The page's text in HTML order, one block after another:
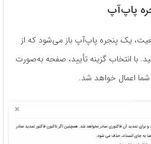
یک پنجره پاپ‌آپ باز می‌شود که از
با انتخاب گزینه تأیید، صفحه به‌صورت
اعمال خواهد شد.